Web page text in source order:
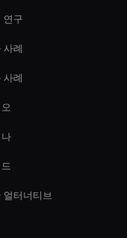
연구
사례
사례
얼터너티브